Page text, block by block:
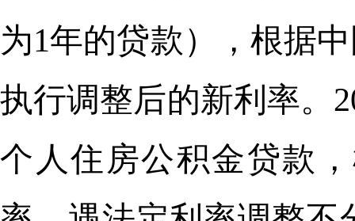
为1年的贷款），根据
执行调整后的新利率。
个人住房公积金贷款